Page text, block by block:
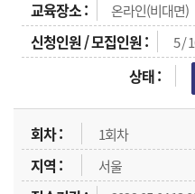
온라인(비대면)
5 /
1회차
서울